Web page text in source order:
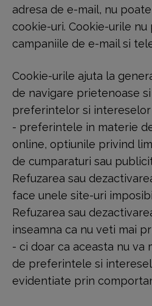
adresa de e-mail, nu
cookie-uri. Cookie-urile
campaniile de e-mail si
Cookie-urile ajuta la
de navigare prietenoase
preferintelor si
- preferintele in materie
online, optiunile privind
de cumparaturi sau
Refuzarea sau
face unele site-uri
Refuzarea sau
inseamna ca nu veti mai
- ci doar ca aceasta nu va
de preferintele si
evidentiate prin